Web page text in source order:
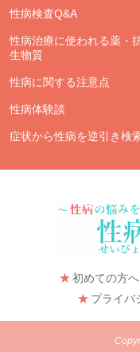
性病検査Q&A
性病治療に使われる薬・
生物質
性病に関する注意点
性病体験談
症状から性病を逆引き検
初めての方へ
プライバ